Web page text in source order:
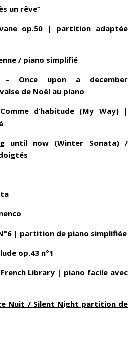
un rêve”
op.50 | partition adaptée
/ piano simplifié
– Once upon a december
de Noël au piano
d’habitude (My Way) |
until now (Winter Sonata) /
| partition de piano simplifiée
op.43 n°1
Library | piano facile avec
Nuit / Silent Night partition de